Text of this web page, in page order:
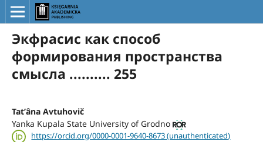
Экфрасис как способ
формирования пространства
смысла .......... 255
Tatʹâna Avtuhovič
Yanka Kupala State University of Grodno
https://orcid.org/0000-0001-9640-8673 (unauthenticated)